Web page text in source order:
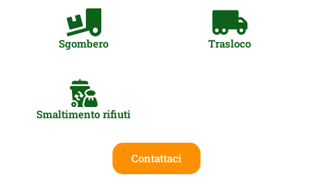
Sgombero Trasloco
Smaltimento rifiuti
Contattaci